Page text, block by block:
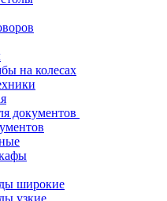
на колесах
документов
широкие
узкие